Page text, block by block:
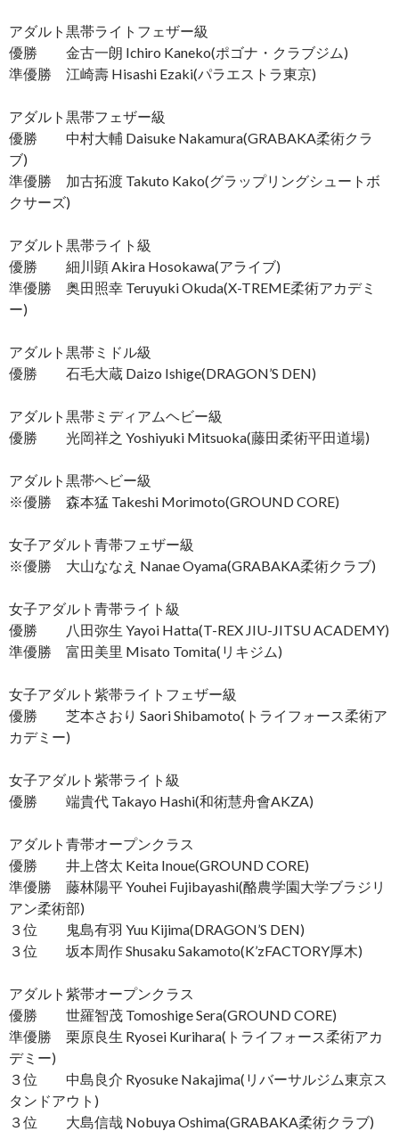
アダルト黒帯ライトフェザー級
優勝 金古一朗 Ichiro Kaneko(ポゴナ・クラブジム)
準優勝 江崎壽 Hisashi Ezaki(パラエストラ東京)
アダルト黒帯フェザー級
優勝 中村大輔 Daisuke Nakamura(GRABAKA柔術クラ
ブ)
準優勝 加古拓渡 Takuto Kako(グラップリングシュートボ
クサーズ)
アダルト黒帯ライト級
優勝 細川顕 Akira Hosokawa(アライブ)
準優勝 奥田照幸 Teruyuki Okuda(X-TREME柔術アカデミ
ー)
アダルト黒帯ミドル級
優勝 石毛大蔵 Daizo Ishige(DRAGON’S DEN)
アダルト黒帯ミディアムヘビー級
優勝 光岡祥之 Yoshiyuki Mitsuoka(藤田柔術平田道場)
アダルト黒帯ヘビー級
※優勝 森本猛 Takeshi Morimoto(GROUND CORE)
女子アダルト青帯フェザー級
※優勝 大山ななえ Nanae Oyama(GRABAKA柔術クラブ)
女子アダルト青帯ライト級
優勝 八田弥生 Yayoi Hatta(T-REX JIU-JITSU ACADEMY)
準優勝 富田美里 Misato Tomita(リキジム)
女子アダルト紫帯ライトフェザー級
優勝 芝本さおり Saori Shibamoto(トライフォース柔術ア
カデミー)
女子アダルト紫帯ライト級
優勝 端貴代 Takayo Hashi(和術慧舟會AKZA)
アダルト青帯オープンクラス
優勝 井上啓太 Keita Inoue(GROUND CORE)
準優勝 藤林陽平 Youhei Fujibayashi(酪農学園大学ブラジリ
アン柔術部)
３位 鬼島有羽 Yuu Kijima(DRAGON’S DEN)
３位 坂本周作 Shusaku Sakamoto(K’zFACTORY厚木)
アダルト紫帯オープンクラス
優勝 世羅智茂 Tomoshige Sera(GROUND CORE)
準優勝 栗原良生 Ryosei Kurihara(トライフォース柔術アカ
デミー)
３位 中島良介 Ryosuke Nakajima(リバーサルジム東京ス
タンドアウト)
３位 大島信哉 Nobuya Oshima(GRABAKA柔術クラブ)